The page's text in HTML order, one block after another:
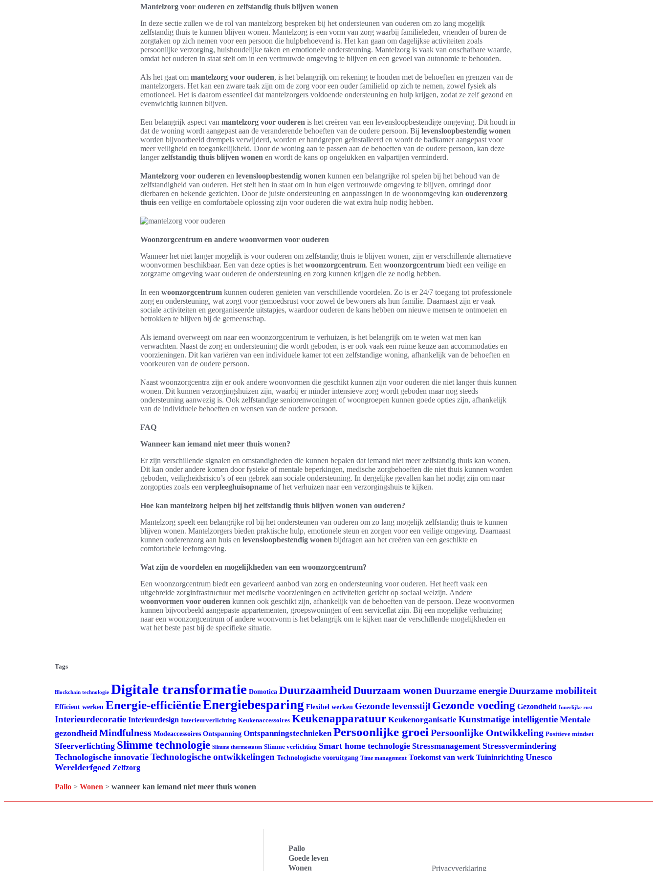
Mantelzorg voor ouderen en zelfstandig thuis blijven wonen
In deze sectie zullen we de rol van mantelzorg bespreken bij het ondersteunen van ouderen om zo lang mogelijk
zelfstandig thuis te kunnen blijven wonen. Mantelzorg is een vorm van zorg waarbij familieleden, vrienden of buren de
zorgtaken op zich nemen voor een persoon die hulpbehoevend is. Het kan gaan om dagelijkse activiteiten zoals
persoonlijke verzorging, huishoudelijke taken en emotionele ondersteuning. Mantelzorg is vaak van onschatbare waarde,
omdat het ouderen in staat stelt om in een vertrouwde omgeving te blijven en een gevoel van autonomie te behouden.
Als het gaat om mantelzorg voor ouderen, is het belangrijk om rekening te houden met de behoeften en grenzen van de
mantelzorgers. Het kan een zware taak zijn om de zorg voor een ouder familielid op zich te nemen, zowel fysiek als
emotioneel. Het is daarom essentieel dat mantelzorgers voldoende ondersteuning en hulp krijgen, zodat ze zelf gezond en
evenwichtig kunnen blijven.
Een belangrijk aspect van mantelzorg voor ouderen is het creëren van een levensloopbestendige omgeving. Dit houdt in
dat de woning wordt aangepast aan de veranderende behoeften van de oudere persoon. Bij levensloopbestendig wonen
worden bijvoorbeeld drempels verwijderd, worden er handgrepen geïnstalleerd en wordt de badkamer aangepast voor
meer veiligheid en toegankelijkheid. Door de woning aan te passen aan de behoeften van de oudere persoon, kan deze
langerzelfstandig thuis blijven wonen en wordt de kans op ongelukken en valpartijen verminderd.
Mantelzorg voor ouderen en levensloopbestendig wonen kunnen een belangrijke rol spelen bij het behoud van de
zelfstandigheid van ouderen. Het stelt hen in staat om in hun eigen vertrouwde omgeving te blijven, omringd door
dierbaren en bekende gezichten. Door de juiste ondersteuning en aanpassingen in de woonomgeving kan ouderenzorg
thuis een veilige en comfortabele oplossing zijn voor ouderen die wat extra hulp nodig hebben.
Woonzorgcentrum en andere woonvormen voor ouderen
Wanneer het niet langer mogelijk is voor ouderen om zelfstandig thuis te blijven wonen, zijn er verschillende alternatieve
woonvormen beschikbaar. Een van deze opties is het woonzorgcentrum. Een woonzorgcentrum biedt een veilige en
zorgzame omgeving waar ouderen de ondersteuning en zorg kunnen krijgen die ze nodig hebben.
In een woonzorgcentrum kunnen ouderen genieten van verschillende voordelen. Zo is er 24/7 toegang tot professionele
zorg en ondersteuning, wat zorgt voor gemoedsrust voor zowel de bewoners als hun familie. Daarnaast zijn er vaak
sociale activiteiten en georganiseerde uitstapjes, waardoor ouderen de kans hebben om nieuwe mensen te ontmoeten en
betrokken te blijven bij de gemeenschap.
Als iemand overweegt om naar een woonzorgcentrum te verhuizen, is het belangrijk om te weten wat men kan
verwachten. Naast de zorg en ondersteuning die wordt geboden, is er ook vaak een ruime keuze aan accommodaties en
voorzieningen. Dit kan variëren van een individuele kamer tot een zelfstandige woning, afhankelijk van de behoeften en
voorkeuren van de oudere persoon.
Naast woonzorgcentra zijn er ook andere woonvormen die geschikt kunnen zijn voor ouderen die niet langer thuis kunnen
wonen. Dit kunnen verzorgingshuizen zijn, waarbij er minder intensieve zorg wordt geboden maar nog steeds
ondersteuning aanwezig is. Ook zelfstandige seniorenwoningen of woongroepen kunnen goede opties zijn, afhankelijk
van de individuele behoeften en wensen van de oudere persoon.
FAQ
Wanneer kan iemand niet meer thuis wonen?
Er zijn verschillende signalen en omstandigheden die kunnen bepalen dat iemand niet meer zelfstandig thuis kan wonen.
Dit kan onder andere komen door fysieke of mentale beperkingen, medische zorgbehoeften die niet thuis kunnen worden
geboden, veiligheidsrisico’s of een gebrek aan sociale ondersteuning. In dergelijke gevallen kan het nodig zijn om naar
zorgopties zoals een verpleeghuisopname of het verhuizen naar een verzorgingshuis te kijken.
Hoe kan mantelzorg helpen bij het zelfstandig thuis blijven wonen van ouderen?
Mantelzorg speelt een belangrijke rol bij het ondersteunen van ouderen om zo lang mogelijk zelfstandig thuis te kunnen
blijven wonen. Mantelzorgers bieden praktische hulp, emotionele steun en zorgen voor een veilige omgeving. Daarnaast
kunnen ouderenzorg aan huis en levensloopbestendig wonen bijdragen aan het creëren van een geschikte en
comfortabele leefomgeving.
Wat zijn de voordelen en mogelijkheden van een woonzorgcentrum?
Een woonzorgcentrum biedt een gevarieerd aanbod van zorg en ondersteuning voor ouderen. Het heeft vaak een
uitgebreide zorginfrastructuur met medische voorzieningen en activiteiten gericht op sociaal welzijn. Andere
woonvormen voor ouderen kunnen ook geschikt zijn, afhankelijk van de behoeften van de persoon. Deze woonvormen
kunnen bijvoorbeeld aangepaste appartementen, groepswoningen of een serviceflat zijn. Bij een mogelijke verhuizing
naar een woonzorgcentrum of andere woonvorm is het belangrijk om te kijken naar de verschillende mogelijkheden en
wat het beste past bij de specifieke situatie.
Tags
Blockchain technologie Digitale transformatie Domotica DuurzaamheidDuurzaam wonenDuurzame energieDuurzame mobiliteit
Efficient werken Energie-efficiëntieEnergiebesparing Flexibel werken Gezonde levensstijl Gezonde voeding Gezondheid Innerlijke rust
Interieurdecoratie Interieurdesign Interieurverlichting Keukenaccessoires Keukenapparatuur Keukenorganisatie Kunstmatige intelligentie Mentale
gezondheid Mindfulness Modeaccessoires Ontspanning Ontspanningstechnieken Persoonlijke groei Persoonlijke Ontwikkeling Positieve mindset
Sfeerverlichting Slimme technologie Slimme thermostaten Slimme verlichting Smart home technologie Stressmanagement Stressvermindering
Technologische innovatie Technologische ontwikkelingen Technologische vooruitgang Time management Toekomst van werk Tuininrichting Unesco
Werelderfgoed Zelfzorg
Pallo > Wonen > wanneer kan iemand niet meer thuis wonen
Pallo
Goede leven
Wonen
Privacyverklaring